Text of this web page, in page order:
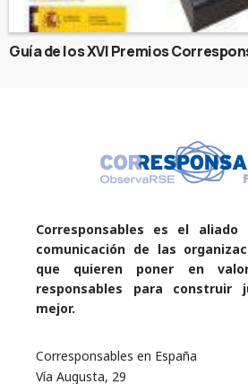
Guía de los XVI Premios
Corresponsables es el
comunicación de las
que quieren poner en
responsables para construir
mejor.
Corresponsables en España
Vía Augusta, 29